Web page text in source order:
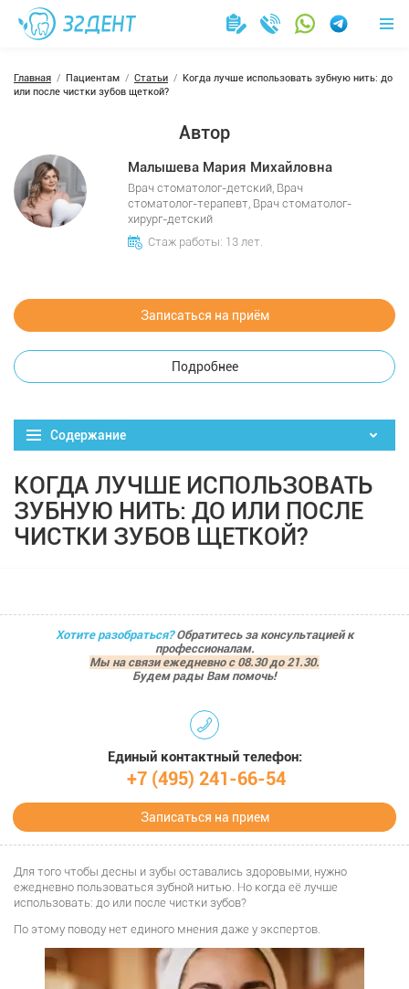
Главная Пациентам Статьи
Когда лучше использовать зубную нить: до
или после чистки зубов щеткой?
Автор
Малышева Мария Михайловна
Врач стоматолог-детский, Врач
стоматолог-терапевт, Врач стоматолог-
хирург-детский
Стаж работы: 13 лет.
Записаться на приём
Подробнее
Содержание
КОГДА ЛУЧШЕ ИСПОЛЬЗОВАТЬ
ЗУБНУЮ НИТЬ: ДО ИЛИ ПОСЛЕ
ЧИСТКИ ЗУБОВ ЩЕТКОЙ?
Хотите разобраться?Обратитесь за консультацией к
профессионалам.
Мы на связи ежедневно с 08.30 до 21.30.
Будем рады Вам помочь!
Единый контактный телефон:
+7 (495) 241-66-54
Записаться на прием
Для того чтобы десны и зубы оставались здоровыми, нужно
ежедневно пользоваться зубной нитью. Но когда её лучше
использовать: до или после чистки зубов?
По этому поводу нет единого мнения даже у экспертов.